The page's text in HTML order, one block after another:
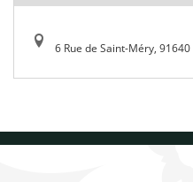
6 Rue de Saint-Méry,